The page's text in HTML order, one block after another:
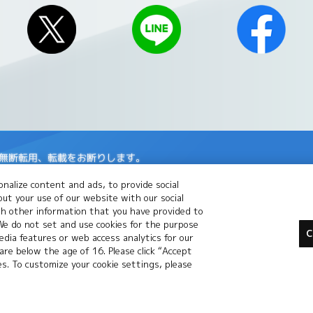
転用、転載をお断りします。
Inc.の商標です。
登録商標です。
です。
content and ads, to provide social
your use of our website with our social
other information that you have provided to
do not set and use cookies for the purpose
features or web access analytics for our
below the age of 16. Please click “Accept
To customize your cookie settings, please